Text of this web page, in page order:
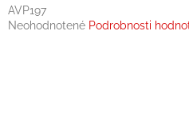
AVP197
Priemerné
Neohodnotené Podrobnosti